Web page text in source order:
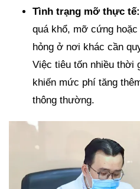
Tình trạng mỡ thực tế:
quá khổ, mỡ cứng
hỏng ở nơi khác cần
Việc tiêu tốn nhiều thời
khiến mức phí tăng
thông thường.